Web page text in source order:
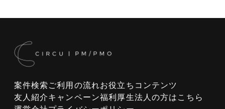
案件検索 ご利用の流れお役立ちコンテンツ
友人紹介キャンペーン福利厚生法人の方はこちら